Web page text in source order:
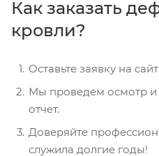
Как заказать
кровли?
Оставьте заявку на
Мы проведем осмотр
отчет.
Доверяйте
служила долгие годы!